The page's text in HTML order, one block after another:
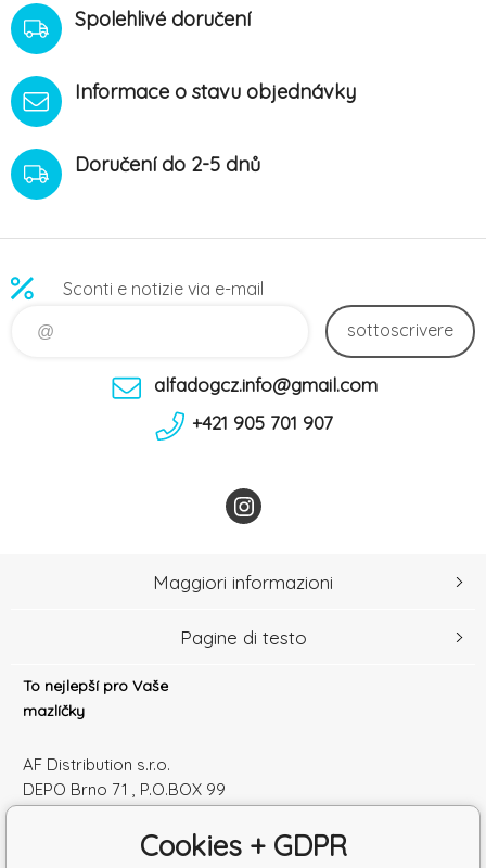
prostředí, zejména
Spolehlivé doručení
Informace o stavu objednávky
Doručení do 2-5 dnů
Sconti e notizie via e-mail
sottoscrivere
alfadogcz.info@gmail.com
+421 905 701 907
To nejlepší pro Vaše
mazlíčky
AF Distribution s.r.o.
DEPO Brno 71 , P.O.BOX 99
Česká republika
Maggiori informazioni
Pagine di testo
Cookies + GDPR